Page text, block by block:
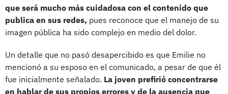
que será mucho más cuidadosa con el contenido que
publica en sus redes, pues reconoce que el manejo de su
imagen pública ha sido complejo en medio del dolor.
Un detalle que no pasó desapercibido es que Emilie no
mencionó a su esposo en el comunicado, a pesar de que él
fue inicialmente señalado. La joven prefirió concentrarse
en hablar de sus propios errores y de la ausencia que